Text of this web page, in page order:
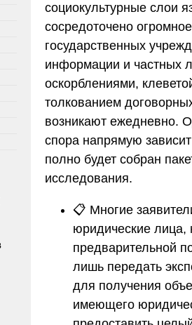
социокультурные слои
сосредоточено
государственных
информации и частных
оскорблениями,
толкованием
возникают ежедневно.
спора напрямую
полно будет собран
исследования.
📋 Многие
юридические лица,
предварительной
лишь передать
для получения
имеющего